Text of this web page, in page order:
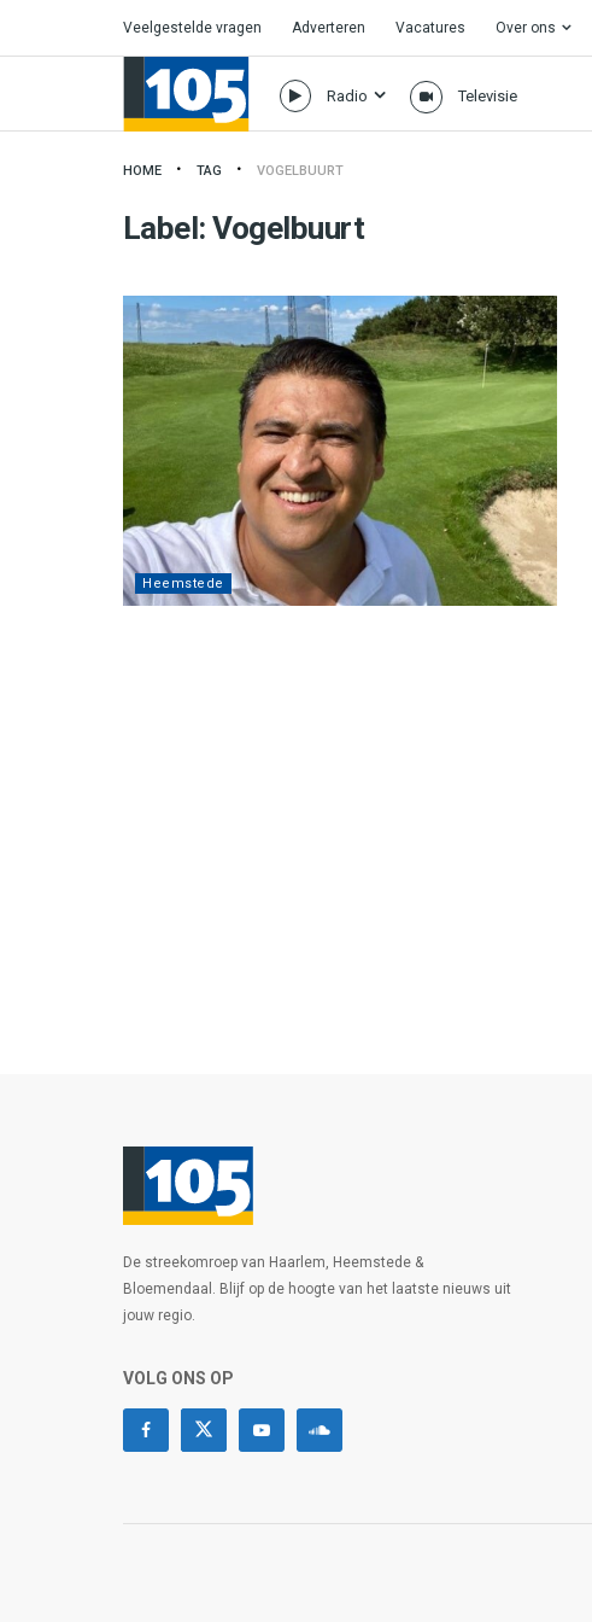
Veelgestelde vragen Adverteren Vacatures Over ons
Radio Televisie
HOME TAG VOGELBUURT
Label:Vogelbuurt
Heemstede
De streekomroep van Haarlem, Heemstede &
Bloemendaal. Blijf op de hoogte van het laatste nieuws uit
jouw regio.
VOLG ONS OP